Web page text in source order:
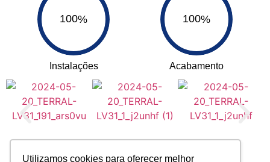
Utilizamos cookies para oferecer melhor
100%
Instalações
100%
Acabamento